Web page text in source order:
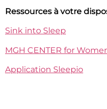
Ressources à votre
Sink into Sleep
MGH CENTER for
Application Sleepio